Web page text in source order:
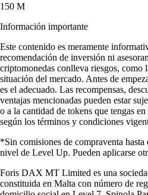
150 M
Información importante
Este contenido es meramente
recomendación de inversión ni
criptomonedas conlleva riesgos, como
situación del mercado. Antes de
es el adecuado. Las recompensas,
ventajas mencionadas pueden estar
o a la cantidad de tokens que tengas
según los términos y condiciones
*Sin comisiones de compraventa
nivel de Level Up. Pueden aplicarse
Foris DAX MT Limited es una
constituida en Malta con número de